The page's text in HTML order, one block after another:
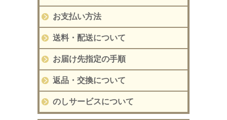
お支払い方法
送料・配送について
お届け先指定の手順
返品・交換について
のしサービスについて